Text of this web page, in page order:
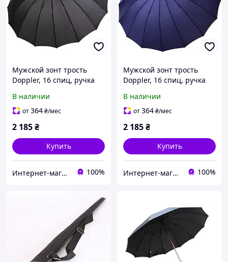
Мужской зонт трость
Doppler, 16 спиц, ручка
741963 DSZ
В наличии
от364₴/мес
2 185₴
Купить
Интернет-магазин "Present House" 100%
Мужской зонт трость
Doppler, 16 спиц, ручка
741963 DSZ
В наличии
от364₴/мес
2 185₴
Купить
Интернет-магазин "Present House" 100%